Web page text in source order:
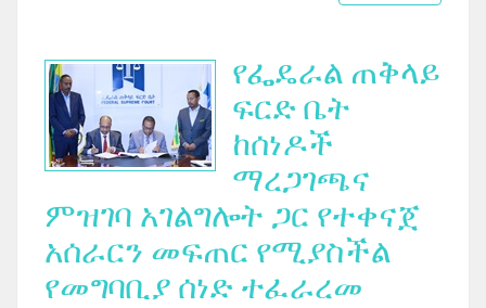
የፌዴራል ጠቅላይ
ፍርድ ቤት
ከሰነዶች
ማረጋገጫና
ምዝገባ አገልግሎት ጋር የተቀናጀ
አሰራርን መፍጠር የሚያስችል
የመግባቢያ ሰነድ ተፈራረመ